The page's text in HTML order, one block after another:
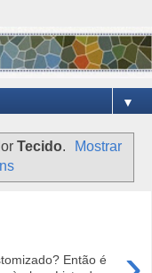
▼
Tecido.
Mostrar
Então é